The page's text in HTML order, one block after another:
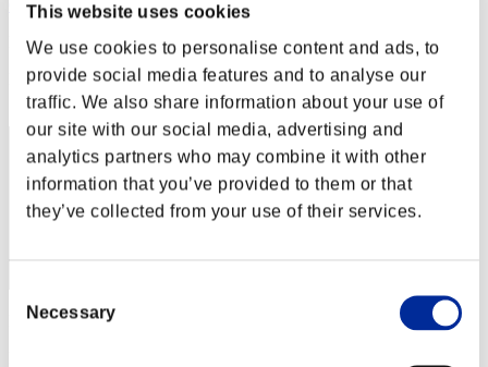
This website uses cookies
We use cookies to personalise content and ads, to
provide social media features and to analyse our
traffic. We also share information about your use of
our site with our social media, advertising and
analytics partners who may combine it with other
information that you’ve provided to them or that
they’ve collected from your use of their services.
Selection
Necessary
CarvedBard4
Puntos:Lv:1/03'52"59
Posición
1
Puntos: -